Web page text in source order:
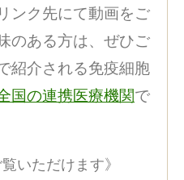
ンク先にて動画をご
のある方は、ぜひご
紹介される免疫細胞
国の連携医療機関で
いただけます》